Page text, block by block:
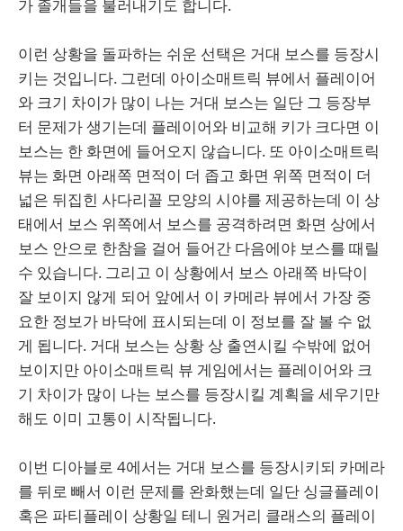
가 졸개들을 불러내기도 합니다.
이런 상황을 돌파하는 쉬운 선택은 거대 보스를 등장시
키는 것입니다. 그런데 아이소매트릭 뷰에서 플레이어
와 크기 차이가 많이 나는 거대 보스는 일단 그 등장부
터 문제가 생기는데 플레이어와 비교해 키가 크다면 이
보스는 한 화면에 들어오지 않습니다. 또 아이소매트릭
뷰는 화면 아래쪽 면적이 더 좁고 화면 위쪽 면적이 더
넓은 뒤집힌 사다리꼴 모양의 시야를 제공하는데 이 상
태에서 보스 위쪽에서 보스를 공격하려면 화면 상에서
보스 안으로 한참을 걸어 들어간 다음에야 보스를 때릴
수 있습니다. 그리고 이 상황에서 보스 아래쪽 바닥이
잘 보이지 않게 되어 앞에서 이 카메라 뷰에서 가장 중
요한 정보가 바닥에 표시되는데 이 정보를 잘 볼 수 없
게 됩니다. 거대 보스는 상황 상 출연시킬 수밖에 없어
보이지만 아이소매트릭 뷰 게임에서는 플레이어와 크
기 차이가 많이 나는 보스를 등장시킬 계획을 세우기만
해도 이미 고통이 시작됩니다.
이번 디아블로 4에서는 거대 보스를 등장시키되 카메라
를 뒤로 빼서 이런 문제를 완화했는데 일단 싱글플레이
혹은 파티플레이 상황일 테니 원거리 클래스의 플레이